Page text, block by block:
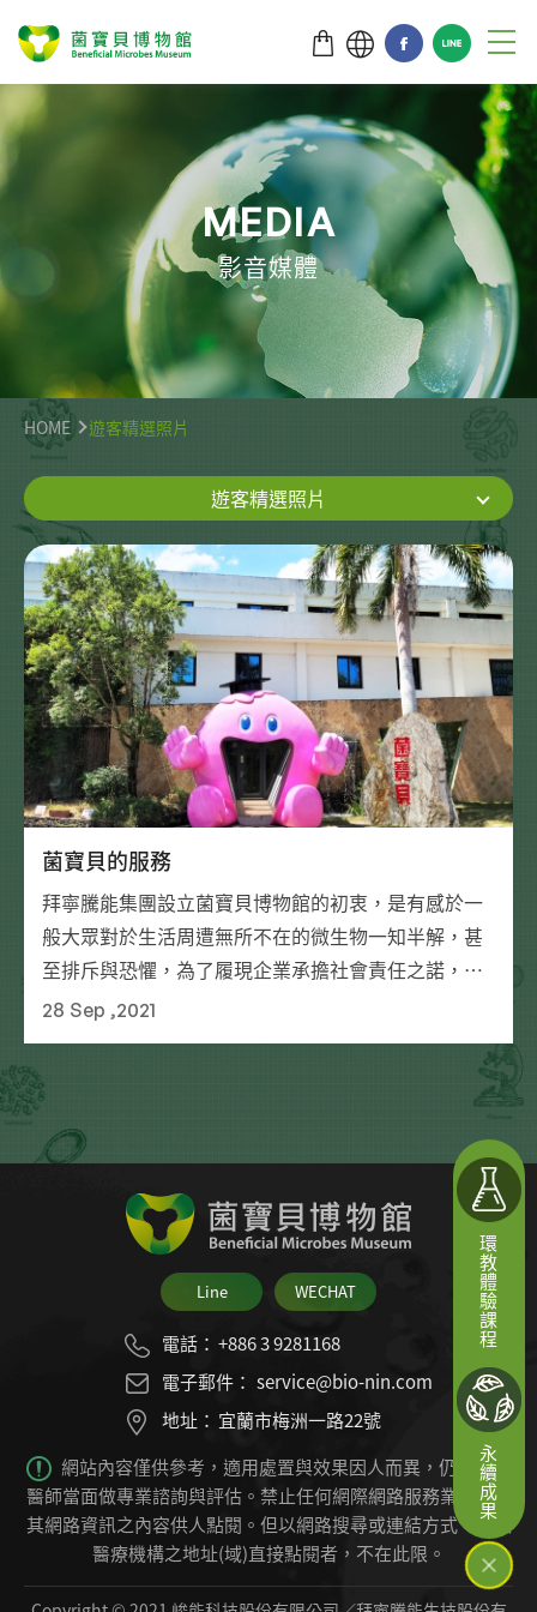
MEDIA
影音媒體
HOME 遊客精選照片
遊客精選照片
菌寶貝的服務
拜寧騰能集團設立菌寶貝博物館的初衷，是有感於一
般大眾對於生活周遭無所不在的微生物一知半解，甚
至排斥與恐懼，為了履現企業承擔社會責任之諾，我
們希望藉由菌寶貝博物館的設立，讓大家對微生物世
貝，是全台首座以微生物為主體的教育博物館。
28 Sep ,2021
Line WECHAT
電話： +886 3 9281168
電子郵件： service@bio-nin.com
地址： 宜蘭市梅洲一路22號
網站內容僅供參考，適用處置與效果因人而異，仍必須由
醫師當面做專業諮詢與評估。禁止任何網際網路服務業者轉錄
其網路資訊之內容供人點閱。 但以網路搜尋或連結方式，進入
醫療機構之地址(域)直接點閱者，不在此限。
環教體驗課程
永續成果